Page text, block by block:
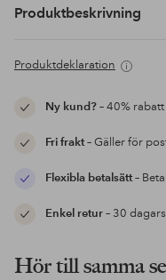
Produktbeskrivning
Produktdeklaration
Ny kund?– 40%
Fri frakt– Gäller för
Flexibla betalsätt–
Enkel retur– 30
Hör till samma